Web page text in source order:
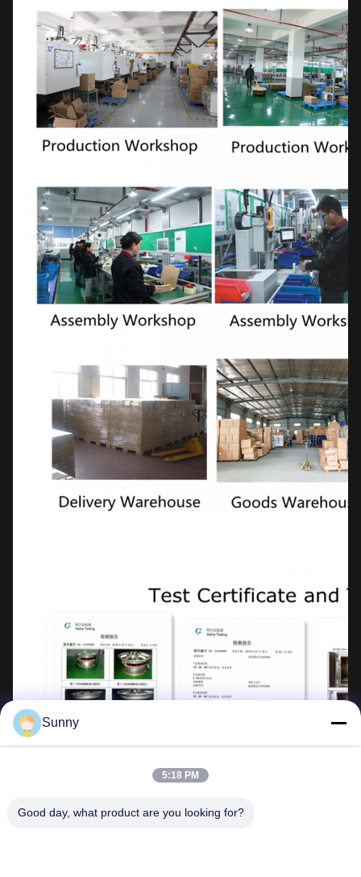
Sunny
5:18 PM
Good day, what product are you looking for?